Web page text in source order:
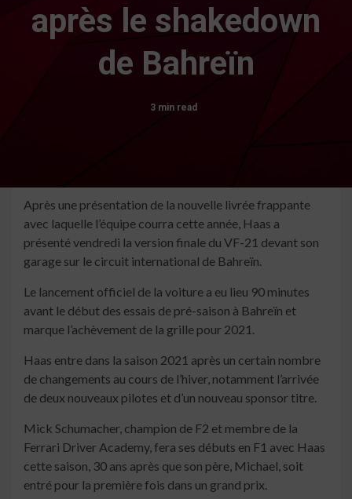
après le shakedown
de Bahreïn
3 min read
Après une présentation de la nouvelle livrée frappante
avec laquelle l’équipe courra cette année, Haas a
présenté vendredi la version finale du VF-21 devant son
garage sur le circuit international de Bahreïn.
Le lancement officiel de la voiture a eu lieu 90 minutes
avant le début des essais de pré-saison à Bahreïn et
marque l’achèvement de la grille pour 2021.
Haas entre dans la saison 2021 après un certain nombre
de changements au cours de l’hiver, notamment l’arrivée
de deux nouveaux pilotes et d’un nouveau sponsor titre.
Mick Schumacher, champion de F2 et membre de la
Ferrari Driver Academy, fera ses débuts en F1 avec Haas
cette saison, 30 ans après que son père, Michael, soit
entré pour la première fois dans un grand prix.